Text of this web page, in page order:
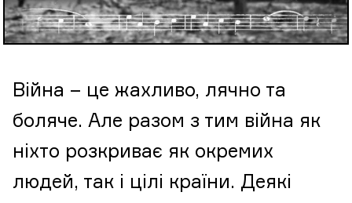
Війна – це жахливо, лячно та
боляче. Але разом з тим війна як
ніхто розкриває як окремих
людей, так і цілі країни. Деякі